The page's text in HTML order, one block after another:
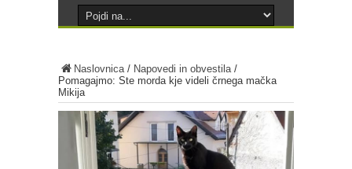
Naslovnica/ Napovedi in obvestila/
Pomagajmo: Ste morda kje videli črnega mačka
Mikija